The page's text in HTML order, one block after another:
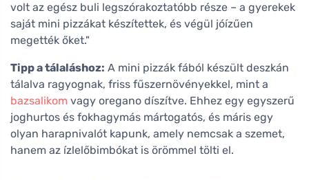
volt az egész buli legszórakoztatóbb része – a gyerekek
saját mini pizzákat készítettek, és végül jóízűen
megették őket."
Tipp a tálaláshoz: A mini pizzák fából készült deszkán
tálalva ragyognak, friss fűszernövényekkel, mint a
bazsalikom vagy oregano díszítve. Ehhez egy egyszerű
joghurtos és fokhagymás mártogatós, és máris egy
olyan harapnivalót kapunk, amely nemcsak a szemet,
hanem az ízlelőbimbókat is örömmel tölti el.